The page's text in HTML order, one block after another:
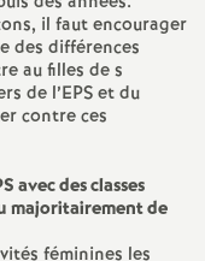
e
c
o
n
il faut encourager
des différences
au filles de s
de l’EPS et du
contre ces
avec des classes
majoritairement de
féminines les